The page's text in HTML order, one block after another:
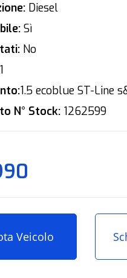
Diesel
Sì
No
1.5 ecoblue ST-Line
N° Stock:1262599
Veicolo